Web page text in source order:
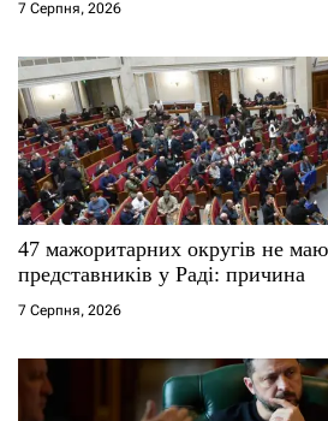
в
7 Серпня, 2026
47 мажоритарних округів не
представників у Раді: причина
7 Серпня, 2026